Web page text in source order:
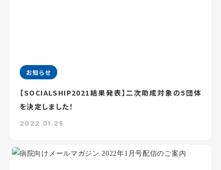
お知らせ
【SOCIALSHIP2021結果発表】二次助成対象の5団体
を決定しました！
2022.01.25